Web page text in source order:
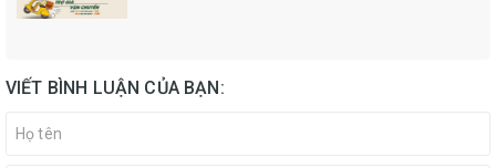
VIẾT BÌNH LUẬN CỦA BẠN: